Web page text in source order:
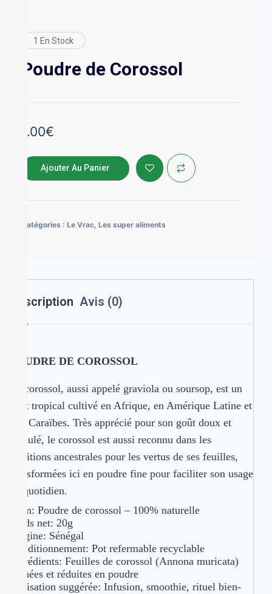
1 En Stock
Poudre de Corossol
1.00€
Ajouter Au Panier
Catégories : Le Vrac, Les super aliments
Description Avis (0)
POUDRE DE COROSSOL
Le corossol, aussi appelé graviola ou soursop, est un
fruit tropical cultivé en Afrique, en Amérique Latine et
aux Caraïbes. Très apprécié pour son goût doux et
acidulé, le corossol est aussi reconnu dans les
traditions ancestrales pour les vertus de ses feuilles,
transformées ici en poudre fine pour faciliter son usage
au quotidien.
Nom: Poudre de corossol – 100% naturelle
Poids net: 20g
Origine: Sénégal
Conditionnement: Pot refermable recyclable
Ingrédients: Feuilles de corossol (Annona muricata)
séchées et réduites en poudre
Utilisation suggérée: Infusion, smoothie, rituel bien-